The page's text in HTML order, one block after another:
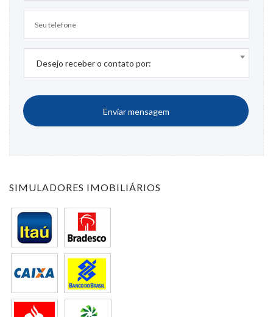
Desejo receber o contato por:
Enviar mensagem
SIMULADORES IMOBILIÁRIOS